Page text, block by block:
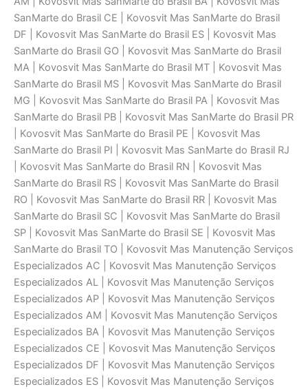
SanMarte do Brasil CE | Kovosvit Mas SanMarte do Brasil
DF | Kovosvit Mas SanMarte do Brasil ES | Kovosvit Mas
SanMarte do Brasil GO | Kovosvit Mas SanMarte do Brasil
MA | Kovosvit Mas SanMarte do Brasil MT | Kovosvit Mas
SanMarte do Brasil MS | Kovosvit Mas SanMarte do Brasil
MG | Kovosvit Mas SanMarte do Brasil PA | Kovosvit Mas
SanMarte do Brasil PB | Kovosvit Mas SanMarte do Brasil PR
| Kovosvit Mas SanMarte do Brasil PE | Kovosvit Mas
SanMarte do Brasil PI | Kovosvit Mas SanMarte do Brasil RJ
| Kovosvit Mas SanMarte do Brasil RN | Kovosvit Mas
SanMarte do Brasil RS | Kovosvit Mas SanMarte do Brasil
RO | Kovosvit Mas SanMarte do Brasil RR | Kovosvit Mas
SanMarte do Brasil SC | Kovosvit Mas SanMarte do Brasil
SP | Kovosvit Mas SanMarte do Brasil SE | Kovosvit Mas
SanMarte do Brasil TO | Kovosvit Mas Manutenção Serviços
Especializados AC | Kovosvit Mas Manutenção Serviços
Especializados AL | Kovosvit Mas Manutenção Serviços
Especializados AP | Kovosvit Mas Manutenção Serviços
Especializados AM | Kovosvit Mas Manutenção Serviços
Especializados BA | Kovosvit Mas Manutenção Serviços
Especializados CE | Kovosvit Mas Manutenção Serviços
Especializados DF | Kovosvit Mas Manutenção Serviços
Especializados ES | Kovosvit Mas Manutenção Serviços